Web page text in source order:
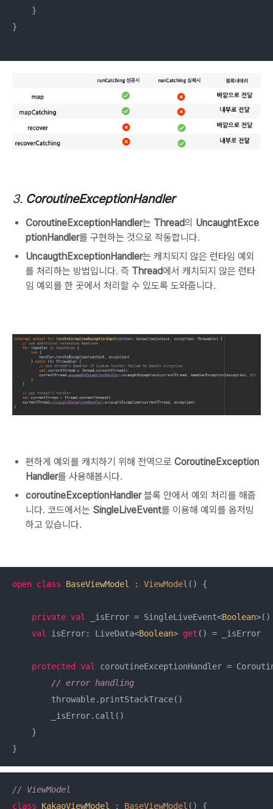
    }
}
3. CoroutineExceptionHandler
CoroutineExceptionHandler는 Thread의 UncaughtExce
ptionHandler를 구현하는 것으로 작동합니다.
UncaugthExceptionHandler는 캐치되지 않은 런타임 예외
를 처리하는 방법입니다. 즉 Thread에서 캐치되지 않은 런타
임 예외를 한 곳에서 처리할 수 있도록 도와줍니다.
편하게 예외를 캐치하기 위해 전역으로 CoroutineException
Handler를 사용해봅시다.
coroutineExceptionHandler블록 안에서 예외 처리를 해줍
니다. 코드에서는 SingleLiveEvent를 이용해 예외를 옵저빙
하고 있습니다.
open class BaseViewModel : ViewModel () {
private val _isError = SingleLiveEvent<Boolean>()
val isError: LiveData<Boolean> get () = _isError
protected val coroutineExceptionHandler =
// error handling
        throwable.printStackTrace()
        _isError.call()
    }
}
// ViewModel
class
KakaoViewModel : BaseViewModel () {